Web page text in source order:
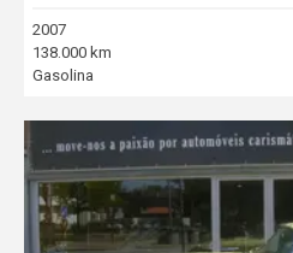
2007
138.000 km
Gasolina